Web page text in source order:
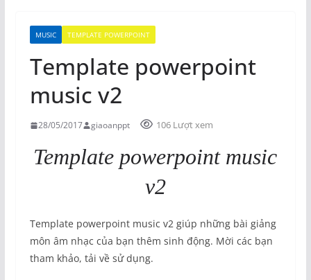
MUSIC TEMPLATE POWERPOINT
Template powerpoint
music v2
28/05/2017 giaoanppt 106 Lượt xem
Template powerpoint music
v2
Template powerpoint music v2 giúp những bài giảng
môn âm nhạc của bạn thêm sinh động. Mời các bạn
tham khảo, tải về sử dụng.